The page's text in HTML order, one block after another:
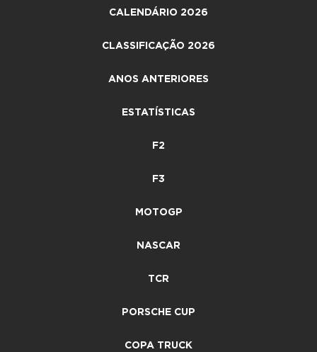
CALENDÁRIO 2026
CLASSIFICAÇÃO 2026
ANOS ANTERIORES
ESTATÍSTICAS
F2
F3
MOTOGP
NASCAR
TCR
PORSCHE CUP
COPA TRUCK